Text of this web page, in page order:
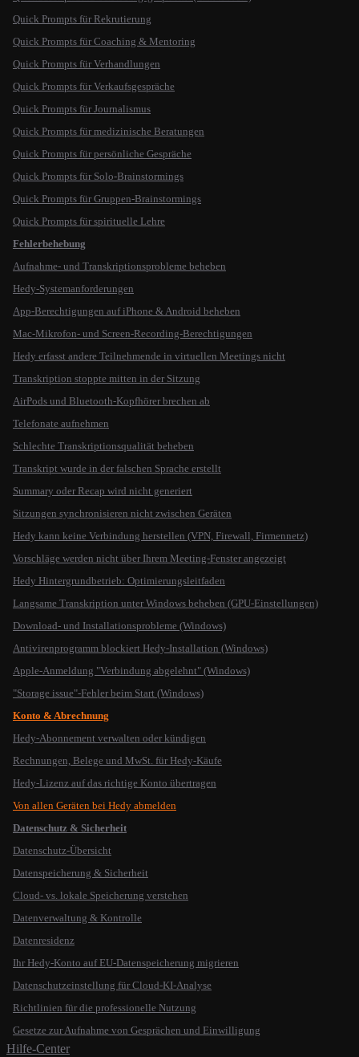
Quick Prompts für Rekrutierung
Quick Prompts für Coaching & Mentoring
Quick Prompts für Verhandlungen
Quick Prompts für Verkaufsgespräche
Quick Prompts für Journalismus
Quick Prompts für medizinische Beratungen
Quick Prompts für persönliche Gespräche
Quick Prompts für Solo-Brainstormings
Quick Prompts für Gruppen-Brainstormings
Quick Prompts für spirituelle Lehre
Fehlerbehebung
Aufnahme- und Transkriptionsprobleme beheben
Hedy-Systemanforderungen
App-Berechtigungen auf iPhone & Android beheben
Mac-Mikrofon- und Screen-Recording-Berechtigungen
Hedy erfasst andere Teilnehmende in virtuellen Meetings nicht
Transkription stoppte mitten in der Sitzung
AirPods und Bluetooth-Kopfhörer brechen ab
Telefonate aufnehmen
Schlechte Transkriptionsqualität beheben
Transkript wurde in der falschen Sprache erstellt
Summary oder Recap wird nicht generiert
Sitzungen synchronisieren nicht zwischen Geräten
Hedy kann keine Verbindung herstellen (VPN, Firewall, Firmennetz)
Vorschläge werden nicht über Ihrem Meeting-Fenster angezeigt
Hedy Hintergrundbetrieb: Optimierungsleitfaden
Langsame Transkription unter Windows beheben (GPU-Einstellungen)
Download- und Installationsprobleme (Windows)
Antivirenprogramm blockiert Hedy-Installation (Windows)
Apple-Anmeldung "Verbindung abgelehnt" (Windows)
"Storage issue"-Fehler beim Start (Windows)
Konto & Abrechnung
Hedy-Abonnement verwalten oder kündigen
Rechnungen, Belege und MwSt. für Hedy-Käufe
Hedy-Lizenz auf das richtige Konto übertragen
Von allen Geräten bei Hedy abmelden
Datenschutz & Sicherheit
Datenschutz-Übersicht
Datenspeicherung & Sicherheit
Cloud- vs. lokale Speicherung verstehen
Datenverwaltung & Kontrolle
Datenresidenz
Ihr Hedy-Konto auf EU-Datenspeicherung migrieren
Datenschutzeinstellung für Cloud-KI-Analyse
Richtlinien für die professionelle Nutzung
Gesetze zur Aufnahme von Gesprächen und Einwilligung
Hilfe-Center